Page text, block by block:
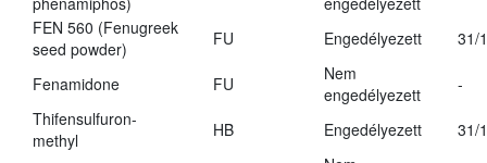
FEN 560 (Fenugreek
seed powder)
FU Engedélyezett 31/
Fenamidone FU
Nem
engedélyezett
-
Thifensulfuron-
methyl
HB Engedélyezett 31/